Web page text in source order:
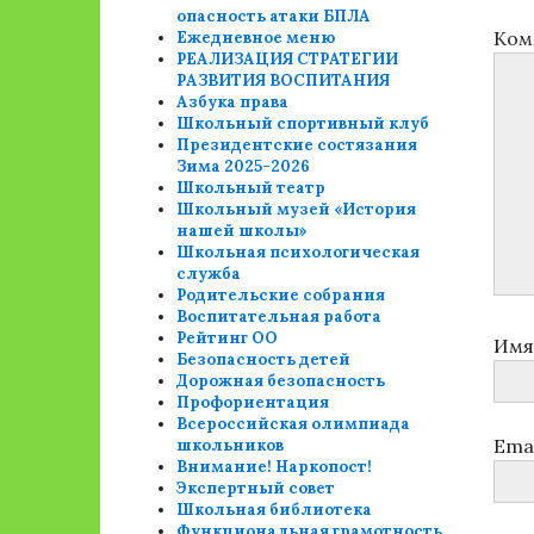
Имя
опасность атаки БПЛА
Ежедневное меню
РЕАЛИЗАЦИЯ СТРАТЕГИИ
РАЗВИТИЯ ВОСПИТАНИЯ
Азбука права
Школьный спортивный клуб
Президентские состязания
Зима 2025-2026
Школьный театр
Школьный музей «История
нашей школы»
Школьная психологическая
служба
Родительские собрания
Воспитательная работа
Рейтинг ОО
Безопасность детей
Дорожная безопасность
Профориентация
Всероссийская олимпиада
школьников
Внимание! Наркопост!
Экспертный совет
Школьная библиотека